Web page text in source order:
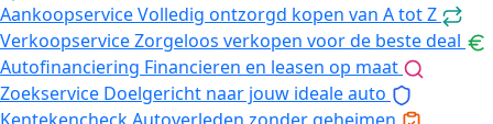
AankoopserviceVolledig ontzorgd kopen van A tot Z
VerkoopserviceZorgeloos verkopen voor de beste deal
Autofinanciering Financieren en leasen op maat
Zoekservice Doelgericht naar jouw ideale auto